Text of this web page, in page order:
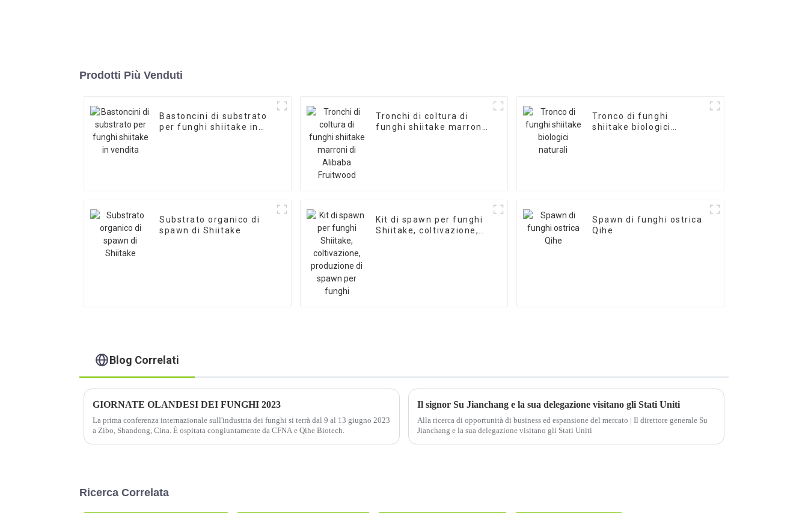
Prodotti Più Venduti
Bastoncini di substrato
per funghi shiitake in
Tronchi di coltura di
funghi shiitake marroni
Tronco di funghi
shiitake biologici
Substrato organico di
spawn di Shiitake
Kit di spawn per funghi
Shiitake, coltivazione,
Spawn di funghi ostrica
Qihe
Blog Correlati
GIORNATE OLANDESI DEI FUNGHI 2023
La prima conferenza internazionale sull'industria dei funghi si terrà dal 9 al 13 giugno 2023
a Zibo, Shandong, Cina. È ospitata congiuntamente da CFNA e Qihe Biotech.
Il signor Su Jianchang e la sua delegazione visitano gli Stati Uniti
Alla ricerca di opportunità di business ed espansione del mercato | Il direttore generale Su
Jianchang e la sua delegazione visitano gli Stati Uniti
Ricerca Correlata